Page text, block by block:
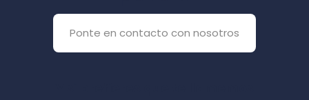
Ponte en contacto con nosotros